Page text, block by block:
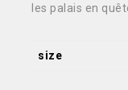
les palais en
size